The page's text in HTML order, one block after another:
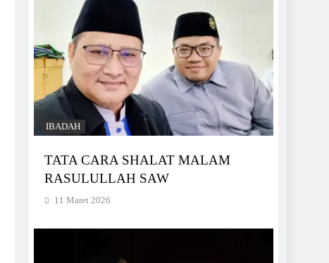
IBADAH
TATA CARA SHALAT MALAM
RASULULLAH SAW
11 Maret 2026